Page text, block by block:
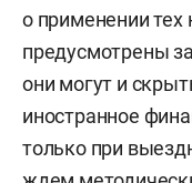
о применении тех
предусмотрены
они могут и
иностранное
только при